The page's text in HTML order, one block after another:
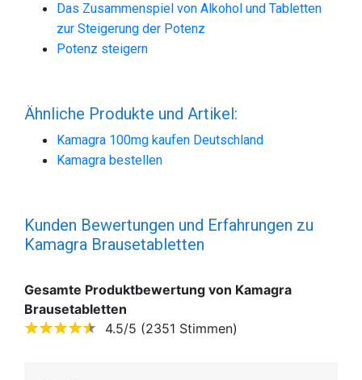
Das Zusammenspiel von Alkohol und Tabletten
zur Steigerung der Potenz
Potenz steigern
Ähnliche Produkte und Artikel:
Kamagra 100mg kaufen Deutschland
Kamagra bestellen
Kunden Bewertungen und Erfahrungen zu
Kamagra Brausetabletten
Gesamte Produktbewertung von Kamagra
Brausetabletten
4.5/5 (2351 Stimmen)